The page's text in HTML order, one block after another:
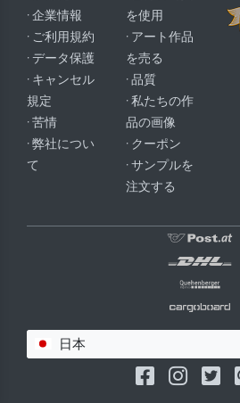
· 企業情報
· ご利用規約
· データ保護
· キャンセル
規定
· 苦情
· 弊社につい
て
を使用
· アート作品
を売る
· 品質
· 私たちの作
品の画像
· クーポン
· サンプルを
注文する
日本